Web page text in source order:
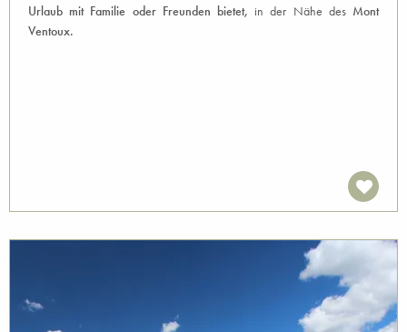
Urlaub mit Familie oder Freunden bietet, in der Nähe des Mont
Ventoux.